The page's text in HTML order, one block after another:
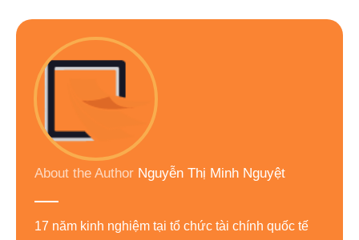
About the Author Nguyễn Thị Minh Nguyệt
17 năm kinh nghiệm tại tổ chức tài chính quốc tế